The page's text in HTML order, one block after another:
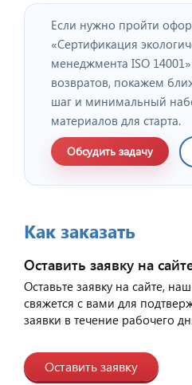
Если нужно пройти
«Сертификация
менеджмента ISO
возвратов, покажем
шаг и минимальный
материалов для старта.
Обсудить задачу
Как заказать
Оставить заявку на
Оставьте заявку на сайте,
свяжется с вами для
заявки в течение рабочего
Оставить заявку